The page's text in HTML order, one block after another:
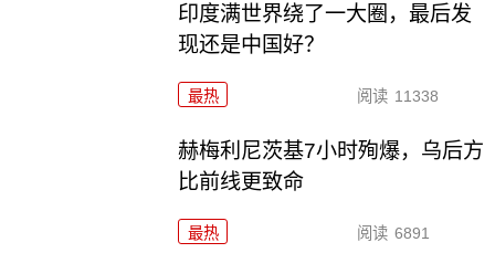
印度满世界绕了一大圈，最后发
现还是中国好？
最热 阅读 11338
赫梅利尼茨基7小时殉爆，乌后方
比前线更致命
最热 阅读 6891